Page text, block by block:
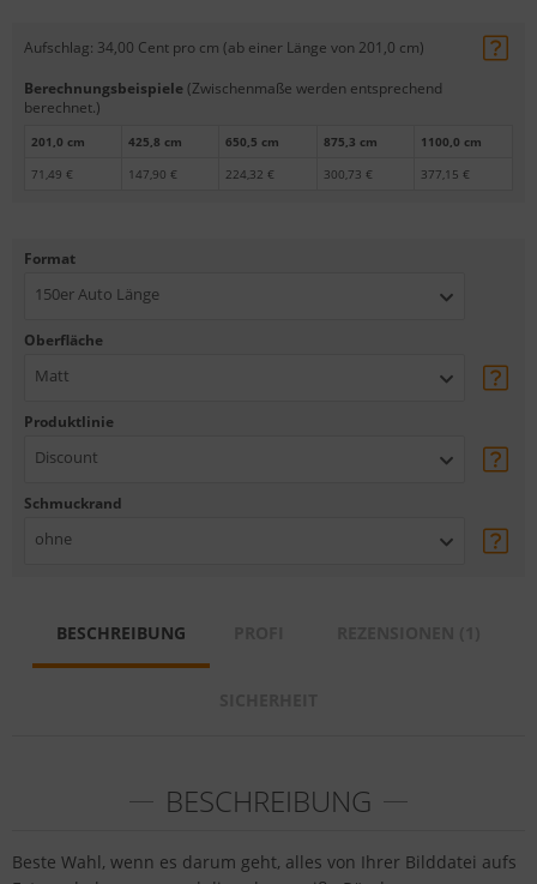
Aufschlag: 34,00 Cent pro cm (ab einer Länge von 201,0 cm)
Berechnungsbeispiele(Zwischenmaße werden entsprechend
berechnet.)
201,0 cm
71,49 €
425,8 cm
147,90 €
650,5 cm
224,32 €
875,3 cm
300,73 €
1100,0 cm
377,15 €
Format
150er Auto Länge
Oberfläche
Matt
Produktlinie
Discount
Schmuckrand
ohne
BESCHREIBUNG
BESCHREIBUNG
Beste Wahl, wenn es darum geht, alles von Ihrer Bilddatei aufs